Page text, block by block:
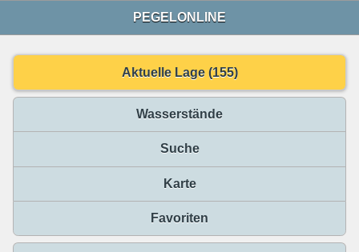
PEGELONLINE
Aktuelle Lage (155)
Wasserstände
Suche
Karte
Favoriten